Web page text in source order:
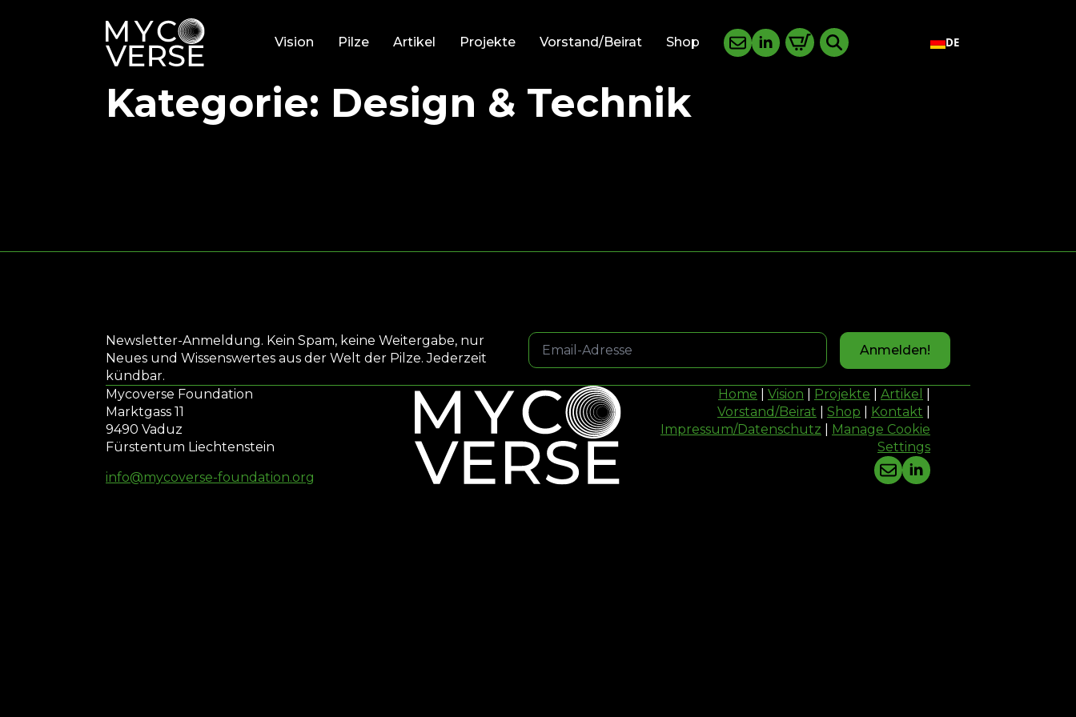
Vision Pilze Artikel Projekte Vorstand/Beirat
Shop
Search for:
DE
Kategorie: Design & Technik
Newsletter-Anmeldung. Kein Spam, keine Weitergabe, nur
Neues und Wissenswertes aus der Welt der Pilze. Jederzeit
kündbar.
Email-
Adresse
*
Anmelden!
Mycoverse Foundation
Marktgass 11
9490 Vaduz
Fürstentum Liechtenstein
info@mycoverse-foundation.org
Home Vision Projekte Artikel
Vorstand/Beirat
Shop Kontakt
Impressum/Datenschutz
Manage Cookie
Settings